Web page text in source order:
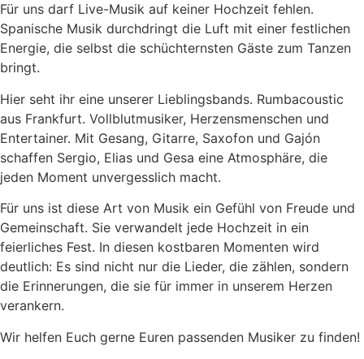
Für uns darf Live-Musik auf keiner Hochzeit fehlen.
Spanische Musik durchdringt die Luft mit einer festlichen
Energie, die selbst die schüchternsten Gäste zum Tanzen
bringt.
Hier seht ihr eine unserer Lieblingsbands. Rumbacoustic
aus Frankfurt. Vollblutmusiker, Herzensmenschen und
Entertainer. Mit Gesang, Gitarre, Saxofon und Gajón
schaffen Sergio, Elias und Gesa eine Atmosphäre, die
jeden Moment unvergesslich macht.
Für uns ist diese Art von Musik ein Gefühl von Freude und
Gemeinschaft. Sie verwandelt jede Hochzeit in ein
feierliches Fest. In diesen kostbaren Momenten wird
deutlich: Es sind nicht nur die Lieder, die zählen, sondern
die Erinnerungen, die sie für immer in unserem Herzen
verankern.
Wir helfen Euch gerne Euren passenden Musiker zu finden!